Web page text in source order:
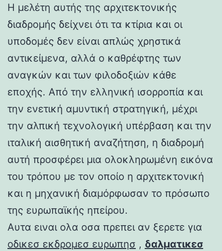
Η μελέτη αυτής της αρχιτεκτονικής
διαδρομής δείχνει ότι τα κτίρια και οι
υποδομές δεν είναι απλώς χρηστικά
αντικείμενα, αλλά ο καθρέφτης των
αναγκών και των φιλοδοξιών κάθε
εποχής. Από την ελληνική ισορροπία και
την ενετική αμυντική στρατηγική, μέχρι
την αλπική τεχνολογική υπέρβαση και την
ιταλική αισθητική αναζήτηση, η διαδρομή
αυτή προσφέρει μια ολοκληρωμένη εικόνα
του τρόπου με τον οποίο η αρχιτεκτονική
και η μηχανική διαμόρφωσαν το πρόσωπο
της ευρωπαϊκής ηπείρου.
Αυτα ειναι ολα οσα πρεπει αν ξερετε για
οδικεσ εκδρομεσ ευρωπησ , δαλματικεσ